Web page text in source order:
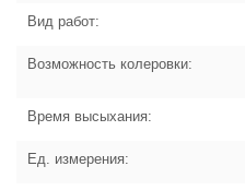
Вид работ:
Возможность колеровки:
Время высыхания:
Ед. измерения: